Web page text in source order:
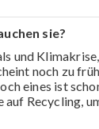
sie?
und Klimakrise,
noch zu
eines ist
auf Recycling,